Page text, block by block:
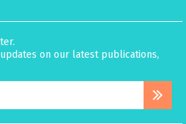
on our latest publications,